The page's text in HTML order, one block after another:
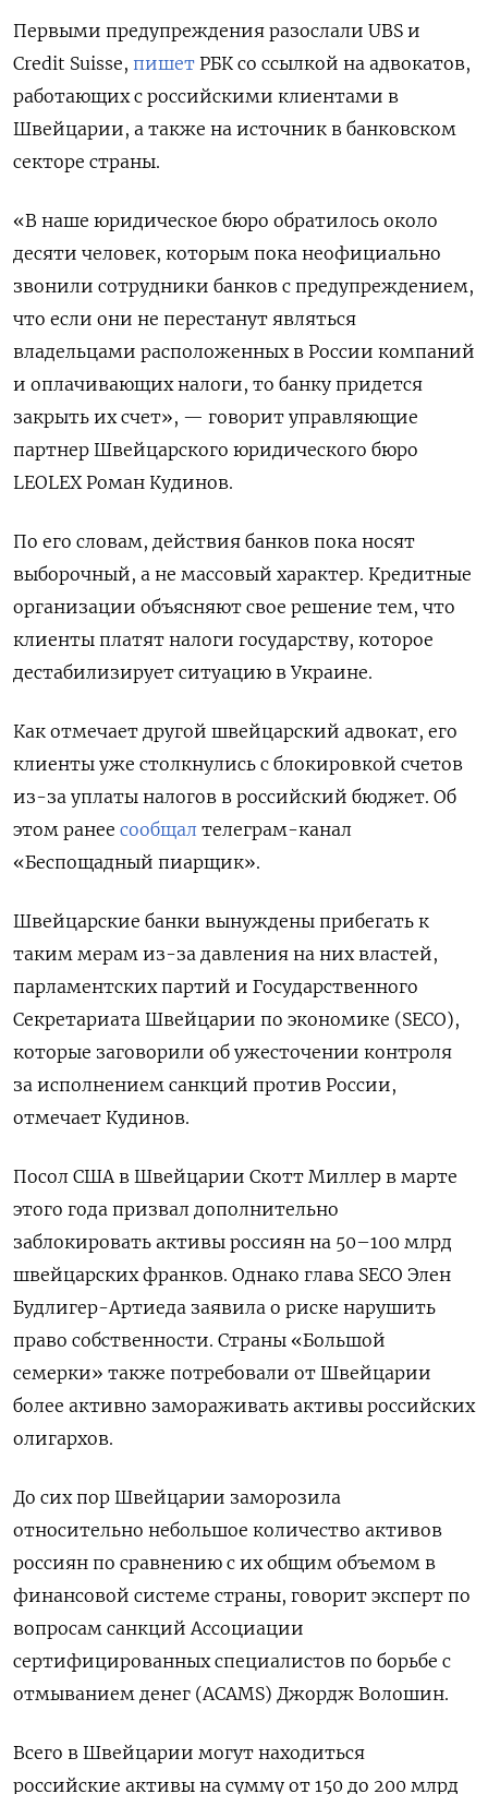
Первыми предупреждения разослали UBS и
Credit Suisse, пишет РБК со ссылкой на адвокатов,
работающих с российскими клиентами в
Швейцарии, а также на источник в банковском
секторе страны.
«В наше юридическое бюро обратилось около
десяти человек, которым пока неофициально
звонили сотрудники банков с предупреждением,
что если они не перестанут являться
владельцами расположенных в России компаний
и оплачивающих налоги, то банку придется
закрыть их счет», — говорит управляющие
партнер Швейцарского юридического бюро
LEOLEX Роман Кудинов.
По его словам, действия банков пока носят
выборочный, а не массовый характер. Кредитные
организации объясняют свое решение тем, что
клиенты платят налоги государству, которое
дестабилизирует ситуацию в Украине.
Как отмечает другой швейцарский адвокат, его
клиенты уже столкнулись с блокировкой счетов
из-за уплаты налогов в российский бюджет. Об
этом ранее сообщал телеграм-канал
«Беспощадный пиарщик».
Швейцарские банки вынуждены прибегать к
таким мерам из-за давления на них властей,
парламентских партий и Государственного
Секретариата Швейцарии по экономике (SECO),
которые заговорили об ужесточении контроля
за исполнением санкций против России,
отмечает Кудинов.
Посол США в Швейцарии Скотт Миллер в марте
этого года призвал дополнительно
заблокировать активы россиян на 50–100 млрд
швейцарских франков. Однако глава SECO Элен
Будлигер-Артиеда заявила о риске нарушить
право собственности. Страны «Большой
семерки» также потребовали от Швейцарии
более активно замораживать активы российских
олигархов.
До сих пор Швейцарии заморозила
относительно небольшое количество активов
россиян по сравнению с их общим объемом в
финансовой системе страны, говорит эксперт по
вопросам санкций Ассоциации
сертифицированных специалистов по борьбе с
отмыванием денег (ACAMS) Джордж Волошин.
Всего в Швейцарии могут находиться
российские активы на сумму от 150 до 200 млрд